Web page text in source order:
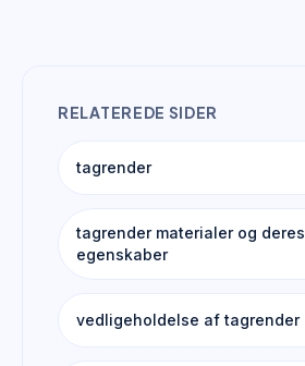
RELATEREDE SIDER
tagrender
tagrender materialer og deres
egenskaber
vedligeholdelse af tagrender